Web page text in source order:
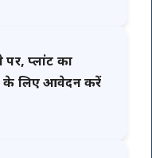
पर, प्लांट का
के लिए आवेदन करें